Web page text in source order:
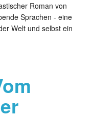
Roman von
Sprachen - eine
Welt und selbst ein